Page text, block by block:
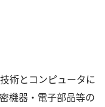
術とコンピュータに
機器・電子部品等の